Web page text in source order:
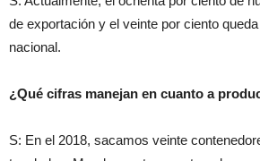
de exportación y el veinte por ciento
nacional.
¿Qué cifras manejan en cuanto a
S: En el 2018, sacamos veinte